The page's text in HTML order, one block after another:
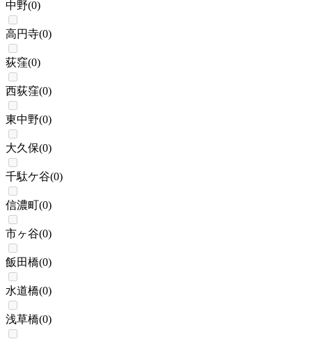
中野(0)
高円寺(0)
荻窪(0)
西荻窪(0)
東中野(0)
大久保(0)
千駄ケ谷(0)
信濃町(0)
市ヶ谷(0)
飯田橋(0)
水道橋(0)
浅草橋(0)